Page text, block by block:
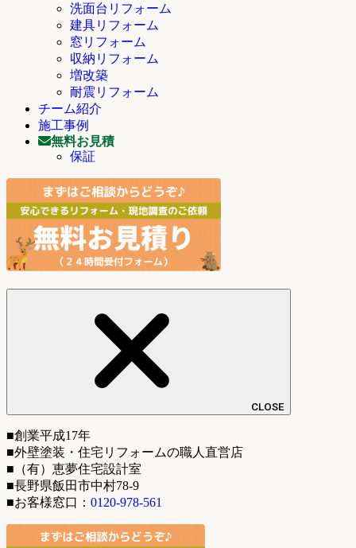
洗面台リフォーム
建具リフォーム
窓リフォーム
収納リフォーム
増改築
耐震リフォーム
チーム紹介
施工事例
無料お見積
保証
CLOSE
■創業平成17年
■外壁塗装・住宅リフォームの職人直営店
■（有）恵夢住宅設計室
■長野県飯田市中村78-9
■お客様窓口： 0120-978-561